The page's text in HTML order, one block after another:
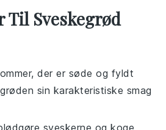
Til Sveskegrød
der er søde og fyldt
sin karakteristiske smag
sveskerne og koge